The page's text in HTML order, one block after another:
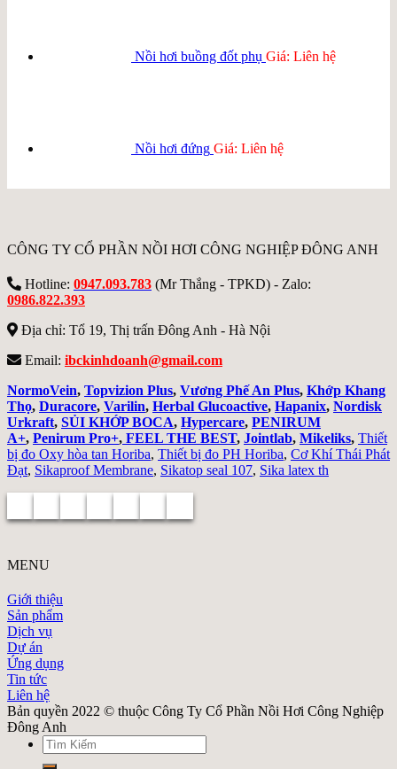
Nồi hơi buồng đốt phụ Giá: Liên hệ
Nồi hơi đứng Giá: Liên hệ
CÔNG TY CỔ PHẦN NỒI HƠI CÔNG NGHIỆP ĐÔNG ANH
Hotline: 0947.093.783 (Mr Thắng - TPKD) - Zalo:
0986.822.393
Địa chỉ: Tổ 19, Thị trấn Đông Anh - Hà Nội
Email: ibckinhdoanh@gmail.com
NormoVein, Topvizion Plus, Vương Phế An Plus, Khớp Khang
Thọ, Duracore, Varilin, Herbal Glucoactive, Hapanix, Nordisk
Urkraft, SỦI KHỚP BOCA, Hypercare, PENIRUM
A+, Penirum Pro+, FEEL THE BEST, Jointlab, Mikeliks, Thiết
bị đo Oxy hòa tan Horiba, Thiết bị đo PH Horiba, Cơ Khí Thái Phát
Đạt, Sikaproof Membrane, Sikatop seal 107, Sika latex th
MENU
Giới thiệu
Sản phẩm
Dịch vụ
Dự án
Ứng dụng
Tin tức
Liên hệ
Bản quyền 2022 © thuộc Công Ty Cổ Phần Nồi Hơi Công Nghiệp
Đông Anh
Search
for: